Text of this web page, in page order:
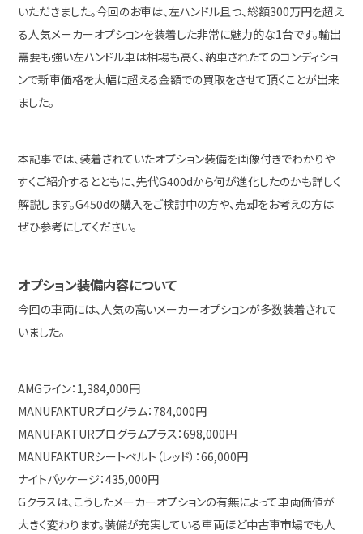
いただきました。今回のお車は、左ハンドル且つ、総額300万円を超え
る人気メーカーオプションを装着した非常に魅力的な1台です。輸出
需要も強い左ハンドル車は相場も高く、納車されたてのコンディショ
ンで新車価格を大幅に超える金額での買取をさせて頂くことが出来
ました。
本記事では、装着されていたオプション装備を画像付きでわかりや
すくご紹介するとともに、先代G400dから何が進化したのかも詳しく
解説します。G450dの購入をご検討中の方や、売却をお考えの方は
ぜひ参考にしてください。
オプション装備内容について
今回の車両には、人気の高いメーカーオプションが多数装着されて
いました。
AMGライン：1,384,000円
MANUFAKTURプログラム：784,000円
MANUFAKTURプログラムプラス：698,000円
MANUFAKTURシートベルト（レッド）：66,000円
ナイトパッケージ：435,000円
Gクラスは、こうしたメーカーオプションの有無によって車両価値が
大きく変わります。装備が充実している車両ほど中古車市場でも人